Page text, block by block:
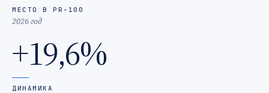
МЕСТО В PR-100
2026 год
+19,6%
ДИНАМИКА